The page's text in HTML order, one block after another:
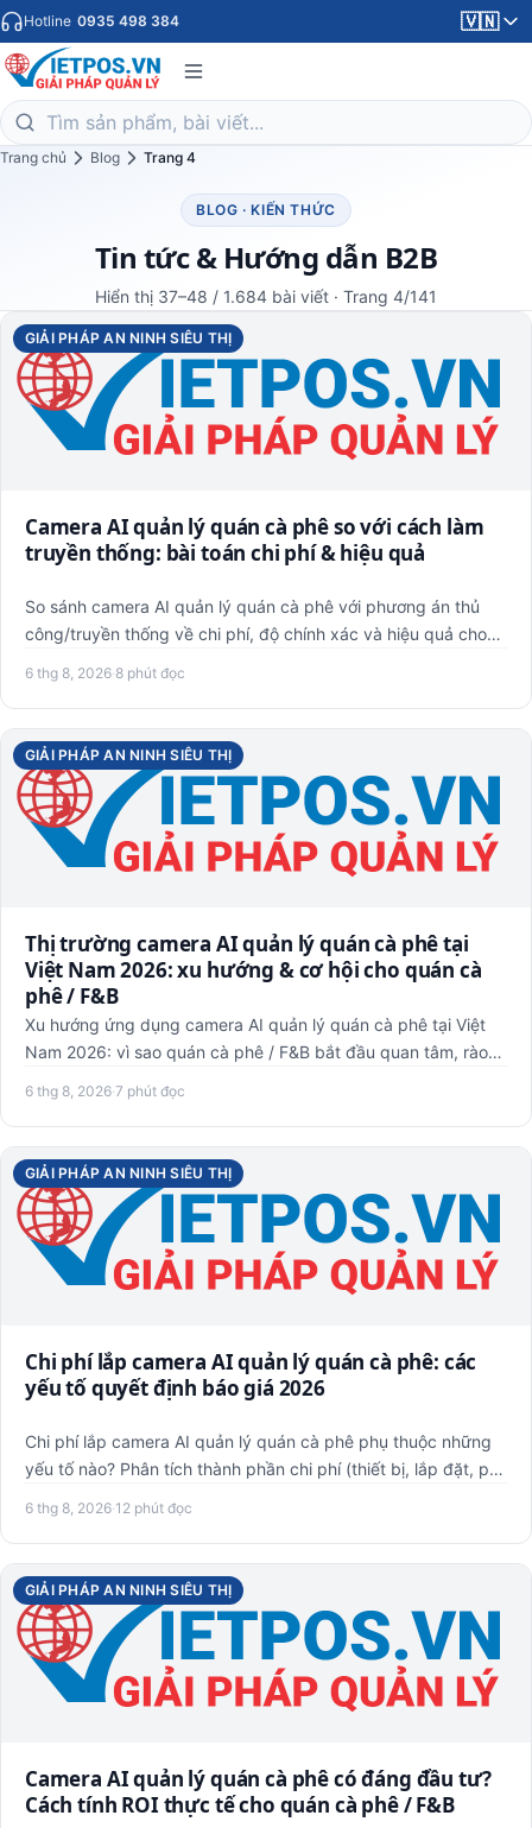
Hotline 0935 498 384 🇻🇳
Trang chủ Blog Trang 4
BLOG · KIẾN THỨC
Tin tức & Hướng dẫn B2B
Hiển thị 37–48 / 1.684 bài viết · Trang 4/141
GIẢI PHÁP AN NINH SIÊU THỊ
Camera AI quản lý quán cà phê so với cách làm
truyền thống: bài toán chi phí & hiệu quả
So sánh camera AI quản lý quán cà phê với phương án thủ
công/truyền thống về chi phí, độ chính xác và hiệu quả cho
6 thg 8, 2026·8 phút đọc
GIẢI PHÁP AN NINH SIÊU THỊ
Thị trường camera AI quản lý quán cà phê tại
Việt Nam 2026: xu hướng & cơ hội cho quán cà
phê / F&B
Xu hướng ứng dụng camera AI quản lý quán cà phê tại Việt
Nam 2026: vì sao quán cà phê / F&B bắt đầu quan tâm, rào
6 thg 8, 2026·7 phút đọc
GIẢI PHÁP AN NINH SIÊU THỊ
Chi phí lắp camera AI quản lý quán cà phê: các
yếu tố quyết định báo giá 2026
Chi phí lắp camera AI quản lý quán cà phê phụ thuộc những
yếu tố nào? Phân tích thành phần chi phí (thiết bị, lắp đặt, p…
6 thg 8, 2026·12 phút đọc
GIẢI PHÁP AN NINH SIÊU THỊ
Camera AI quản lý quán cà phê có đáng đầu tư?
Cách tính ROI thực tế cho quán cà phê / F&B